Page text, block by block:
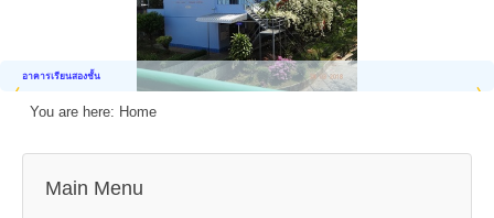
อาคารเรียนสองชั้น
You are here: Home
Main Menu